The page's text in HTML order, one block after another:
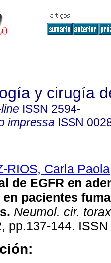
y cirugía
ISSN 2594-
impressa ISSN
RIOS, Carla Paola
de EGFR en
pacientes
Neumol. cir. torax
pp.137-144.